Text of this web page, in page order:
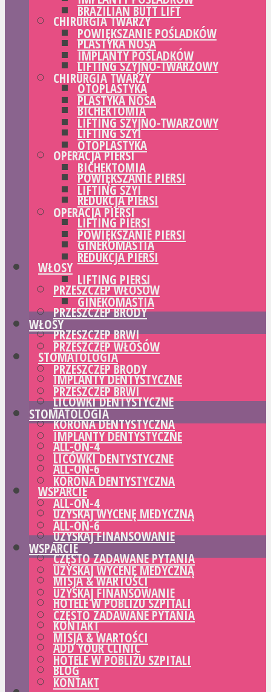
CHIRURGIA TWARZY
PLASTYKA NOSA
LIFTING SZYJNO-TWARZOWY
OTOPLASTYKA
BICHEKTOMIA
LIFTING SZYI
OPERACJA PIERSI
POWIĘKSZANIE PIERSI
REDUKCJA PIERSI
LIFTING PIERSI
GINEKOMASTIA
WŁOSY
PRZESZCZEP WŁOSÓW
PRZESZCZEP BRODY
PRZESZCZEP BRWI
STOMATOLOGIA
IMPLANTY DENTYSTYCZNE
LICÓWKI DENTYSTYCZNE
KORONA DENTYSTYCZNA
ALL-ON-4
ALL-ON-6
WSPARCIE
UZYSKAJ WYCENĘ MEDYCZNĄ
UZYSKAJ FINANSOWANIE
CZĘSTO ZADAWANE PYTANIA
MISJA & WARTOŚCI
HOTELE W POBLIŻU SZPITALI
KONTAKT
ADD YOUR CLINIC
BLOG
BRAZILIAN BUTT LIFT
POWIĘKSZANIE POŚLADKÓW
IMPLANTY POŚLADKÓW
CHIRURGIA TWARZY
PLASTYKA NOSA
LIFTING SZYJNO-TWARZOWY
OTOPLASTYKA
BICHEKTOMIA
LIFTING SZYI
OPERACJA PIERSI
POWIĘKSZANIE PIERSI
REDUKCJA PIERSI
LIFTING PIERSI
GINEKOMASTIA
WŁOSY
PRZESZCZEP WŁOSÓW
PRZESZCZEP BRODY
PRZESZCZEP BRWI
STOMATOLOGIA
IMPLANTY DENTYSTYCZNE
LICÓWKI DENTYSTYCZNE
KORONA DENTYSTYCZNA
ALL-ON-4
ALL-ON-6
WSPARCIE
UZYSKAJ WYCENĘ MEDYCZNĄ
UZYSKAJ FINANSOWANIE
CZĘSTO ZADAWANE PYTANIA
MISJA & WARTOŚCI
HOTELE W POBLIŻU SZPITALI
KONTAKT